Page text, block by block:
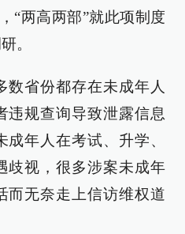
“两高两部”就此项制度
。
数省份都存在未成年人
违规查询导致泄露信息
年人在考试、升学、
歧视，很多涉案未成年
而无奈走上信访维权道